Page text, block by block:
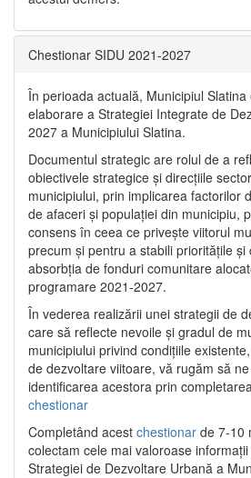
Chestionar SIDU 2021-2027
În perioada actuală, Municipiul
elaborare a Strategiei Integrate de
2027 a Municipiului Slatina.
Documentul strategic are rolul de a
obiectivele strategice și direcțiile
municipiului, prin implicarea factorilor
de afaceri și populației din municipiu,
consens în ceea ce privește viitorul
precum și pentru a stabili prioritățile și
absorbția de fonduri comunitare
programare 2021-2027.
În vederea realizării unei strategii de
care să reflecte nevoile și gradul de
municipiului privind condițiile
de dezvoltare viitoare, vă rugăm să
identificarea acestora prin
chestionar
Completând acest chestionar de 7-10
colectam cele mai valoroase
Strategiei de Dezvoltare Urbană a